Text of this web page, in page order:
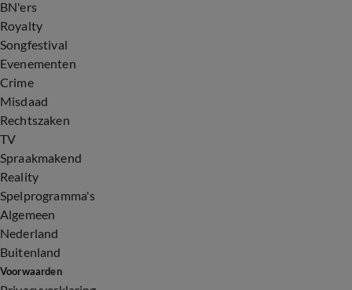
BN'ers
Royalty
Songfestival
Evenementen
Crime
Misdaad
Rechtszaken
TV
Spraakmakend
Reality
Spelprogramma's
Algemeen
Nederland
Buitenland
Voorwaarden